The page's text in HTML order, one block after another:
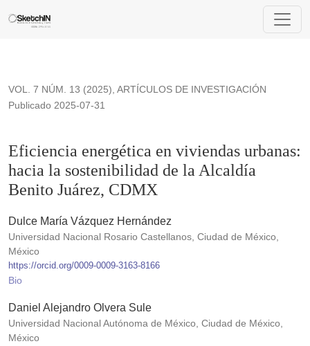
Eficiencia energética en viviendas urbanas: hacia la
VOL. 7 NÚM. 13 (2025), ARTÍCULOS DE INVESTIGACIÓN
Eficiencia energética en viviendas urbanas:
hacia la sostenibilidad de la Alcaldía
Benito Juárez, CDMX
Publicado 2025-07-31
Dulce María Vázquez Hernández
Universidad Nacional Rosario Castellanos, Ciudad de México,
México
https://orcid.org/0009-0009-3163-8166
Bio
Daniel Alejandro Olvera Sule
Universidad Nacional Autónoma de México, Ciudad de México,
México